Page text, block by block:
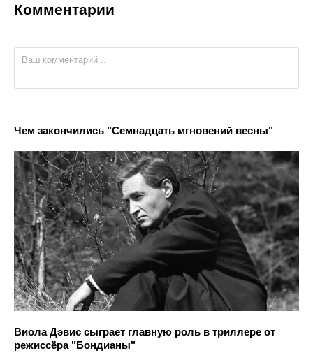
Комментарии
Чем закончились "Семнадцать мгновений весны"
Виола Дэвис сыграет главную роль в триллере от
режиссёра "Бондианы"